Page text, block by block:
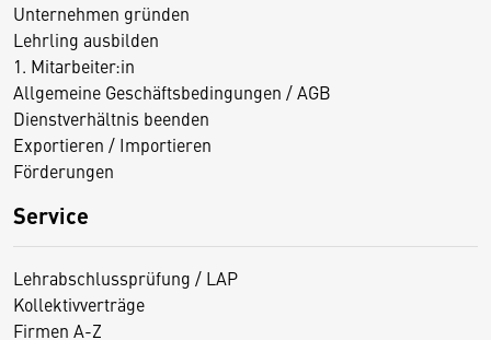
Unternehmen gründen
Lehrling ausbilden
1. Mitarbeiter:in
Allgemeine Geschäftsbedingungen / AGB
Dienstverhältnis beenden
Exportieren / Importieren
Förderungen
Service
Lehrabschlussprüfung / LAP
Kollektivverträge
Firmen A-Z